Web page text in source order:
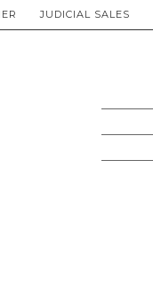
JUDICIAL SALES